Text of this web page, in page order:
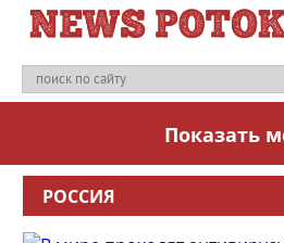
Показать
РОССИЯ